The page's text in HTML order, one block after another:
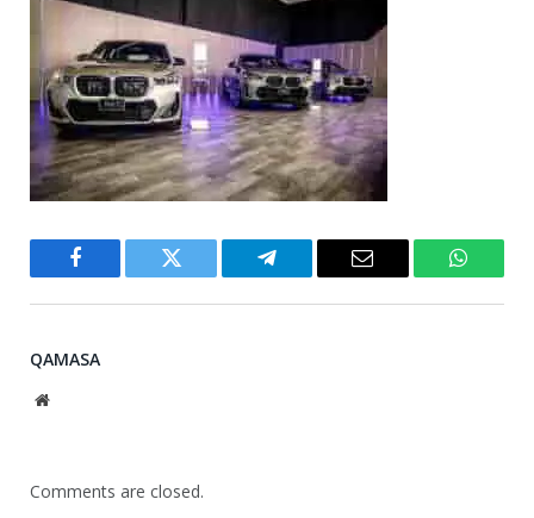
Facebook Twitter Telegram Email
QAMASA
Website
Comments are closed.